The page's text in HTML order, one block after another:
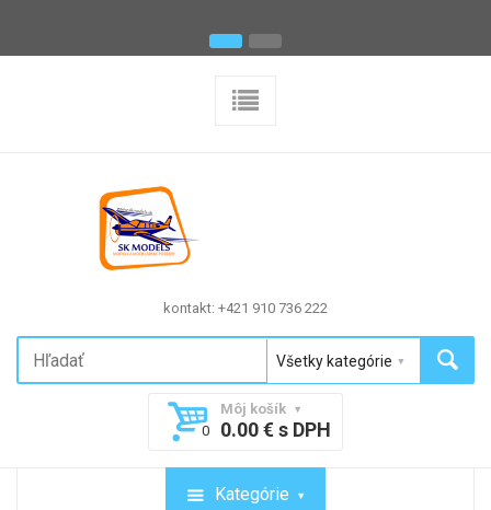
kontakt: +421 910 736 222
Môj košík
0
0.00 € s DPH
Kategórie